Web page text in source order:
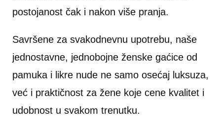
postojanost čak i nakon više pranja.
Savršene za svakodnevnu upotrebu, naše
jednostavne, jednobojne ženske gaćice od
pamuka i likre nude ne samo osećaj luksuza,
već i praktičnost za žene koje cene kvalitet i
udobnost u svakom trenutku.